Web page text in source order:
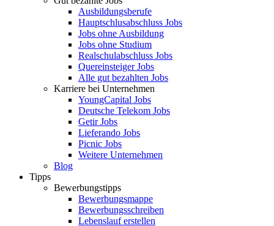
Ausbildungsberufe
Hauptschlusabschluss Jobs
Jobs ohne Ausbildung
Jobs ohne Studium
Realschulabschluss Jobs
Quereinsteiger Jobs
Alle gut bezahlten Jobs
Karriere bei Unternehmen
YoungCapital Jobs
Deutsche Telekom Jobs
Getir Jobs
Lieferando Jobs
Picnic Jobs
Weitere Unternehmen
Blog
Tipps
Bewerbungstipps
Bewerbungsmappe
Bewerbungsschreiben
Lebenslauf erstellen